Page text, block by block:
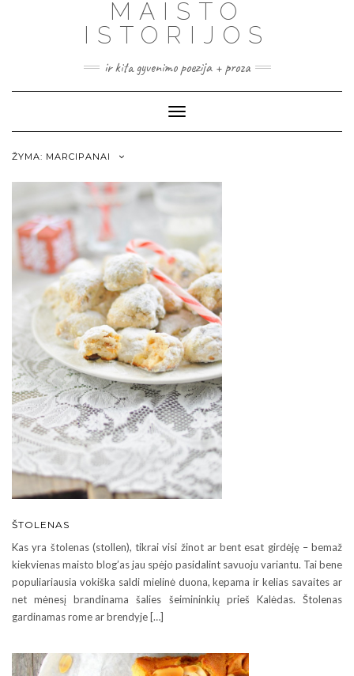
MAISTO
ISTORIJOS
ir kita gyvenimo poezija + proza
Toggle
Navigation
ŽYMA: MARCIPANAI
ŠTOLENAS
Kas yra štolenas (stollen), tikrai visi žinot ar bent esat girdėję – bemaž
kiekvienas maisto blog’as jau spėjo pasidalint savuoju variantu. Tai bene
populiariausia vokiška saldi mielinė duona, kepama ir kelias savaites ar
net mėnesį brandinama šalies šeimininkių prieš Kalėdas. Štolenas
gardinamas rome ar brendyje […]